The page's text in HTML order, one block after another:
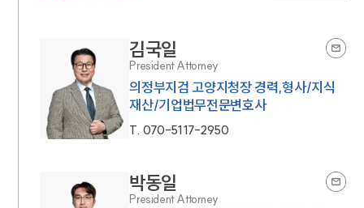
김국일
President Attorney
의정부지검 고양지청장 경력,형사/지식
재산/기업법무전문변호사
T. 070-5117-2950
박동일
President Attorney